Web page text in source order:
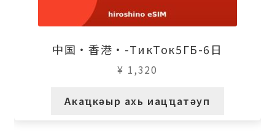
中国・香港・-ТикТок5ГБ-6日
¥ 1,320
Акаҵкәыр ахь иацҵатәуп